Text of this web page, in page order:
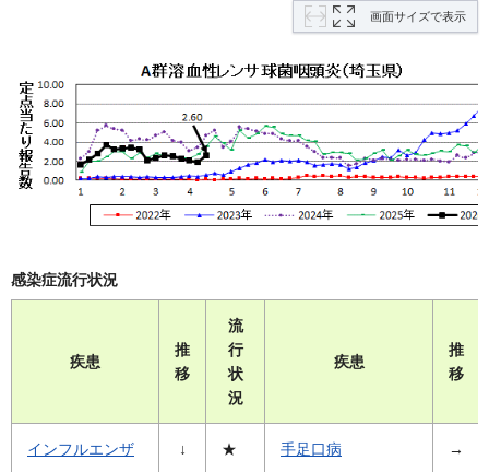
画面サイズで表示
感染症流行状況
疾患
推
移
流
行
状
況
疾患
推
移
インフルエンザ ↓ ★ 手足口病 →